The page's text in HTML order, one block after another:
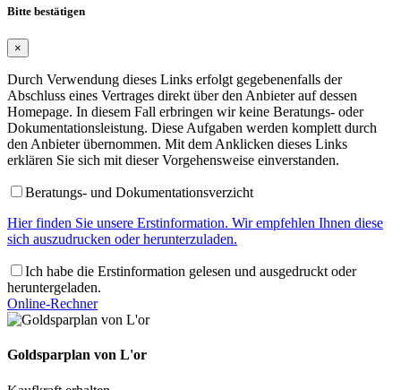
Bitte bestätigen
×
Durch Verwendung dieses Links erfolgt gegebenenfalls der
Abschluss eines Vertrages direkt über den Anbieter auf dessen
Homepage. In diesem Fall erbringen wir keine Beratungs- oder
Dokumentationsleistung. Diese Aufgaben werden komplett durch
den Anbieter übernommen. Mit dem Anklicken dieses Links
erklären Sie sich mit dieser Vorgehensweise einverstanden.
Beratungs- und Dokumentationsverzicht
Hier finden Sie unsere Erstinformation. Wir empfehlen Ihnen diese
sich auszudrucken oder herunterzuladen.
Ich habe die Erstinformation gelesen und ausgedruckt oder
heruntergeladen.
Online-Rechner
Goldsparplan von L'or